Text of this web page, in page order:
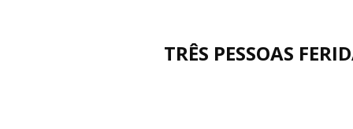
TRÊS PESSOAS